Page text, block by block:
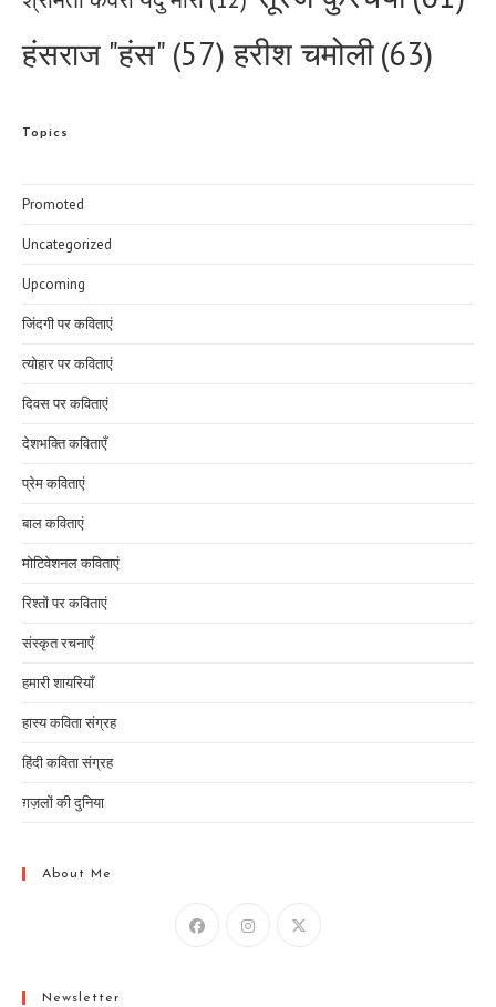
हंसराज "हंस" (57) हरीश चमोली(63)
Topics
Promoted
Uncategorized
Upcoming
जिंदगी पर कविताएं
त्योहार पर कविताएं
दिवस पर कविताएं
देशभक्ति कविताएँ
प्रेम कविताएं
बाल कविताएं
मोटिवेशनल कविताएं
रिश्तों पर कविताएं
संस्कृत रचनाएँ
हमारी शायरियाँ
हास्य कविता संग्रह
हिंदी कविता संग्रह
ग़ज़लों की दुनिया
About Me
Newsletter